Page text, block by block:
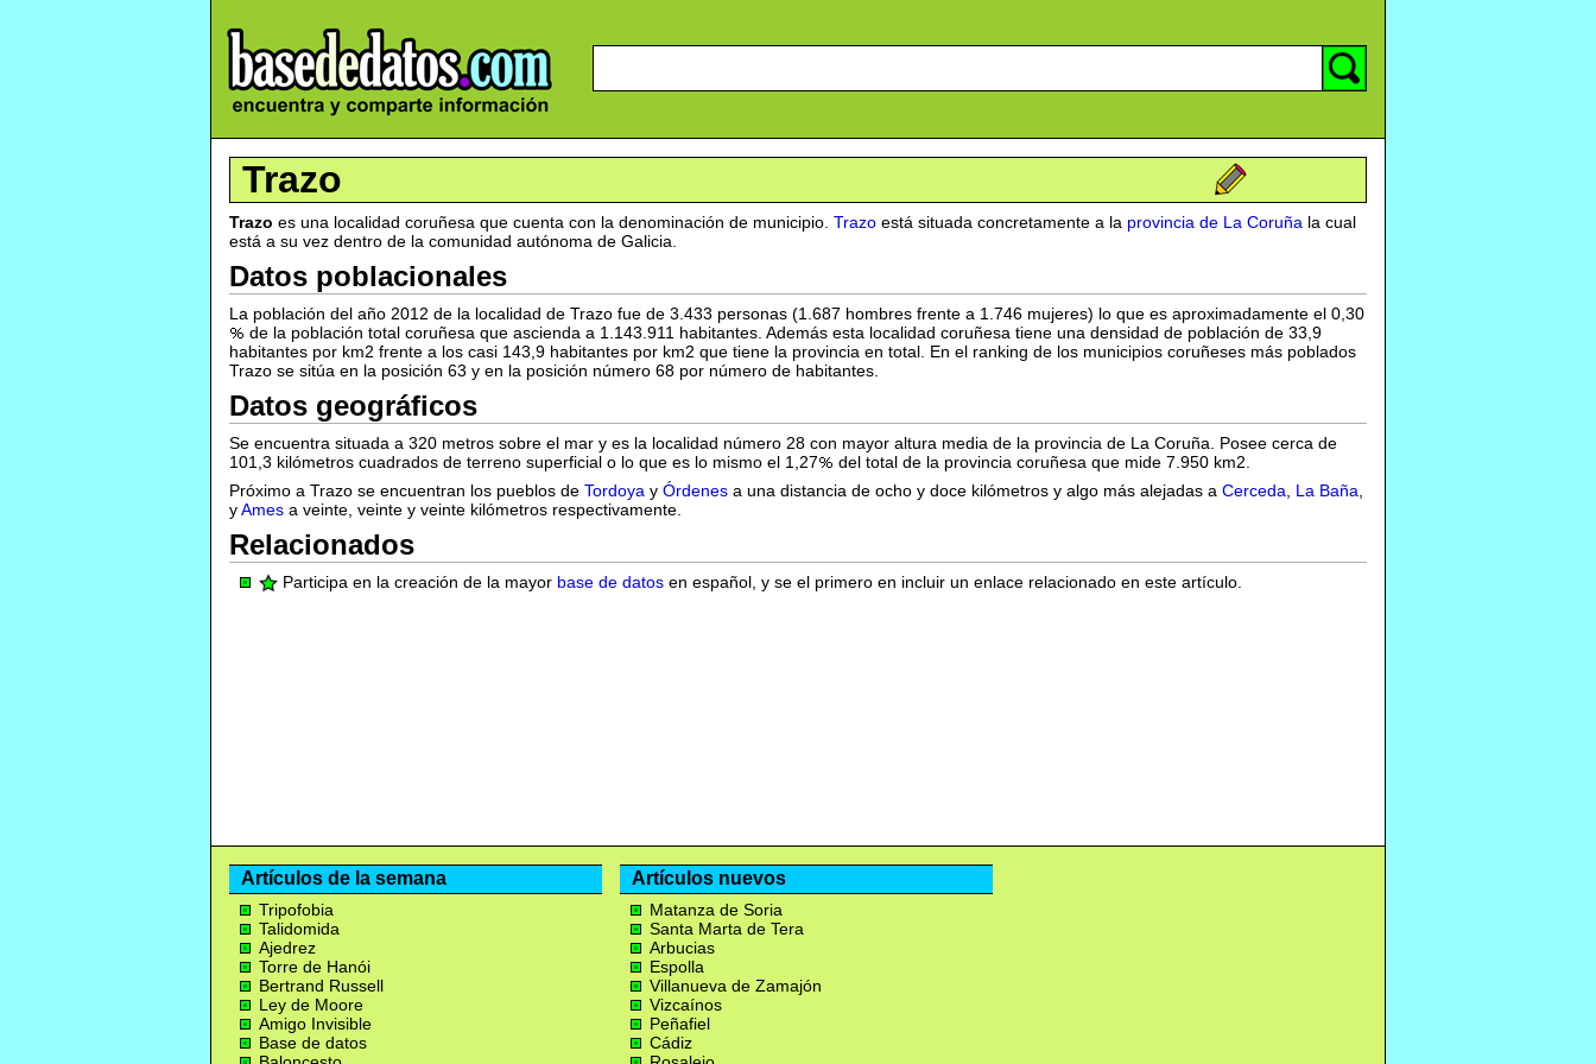
Trazo
Trazo es una localidad coruñesa que cuenta con la denominación de municipio. Trazo está situada concretamente a la provincia de La Coruña la cual
está a su vez dentro de la comunidad autónoma de Galicia.
Datos poblacionales
La población del año 2012 de la localidad de Trazo fue de 3.433 personas (1.687 hombres frente a 1.746 mujeres) lo que es aproximadamente el 0,30
de la población total coruñesa que ascienda a 1.143.911 habitantes. Además esta localidad coruñesa tiene una densidad de población de 33,9
habitantes por km2 frente a los casi 143,9 habitantes por km2 que tiene la provincia en total. En el ranking de los municipios coruñeses más poblados
Trazo se sitúa en la posición 63 y en la posición número 68 por número de habitantes.
Datos geográficos
Se encuentra situada a 320 metros sobre el mar y es la localidad número 28 con mayor altura media de la provincia de La Coruña. Posee cerca de
101,3 kilómetros cuadrados de terreno superficial o lo que es lo mismo el 1,27
del total de la provincia coruñesa que mide 7.950 km2.
Próximo a Trazo se encuentran los pueblos de Tordoya y Órdenes a una distancia de ocho y doce kilómetros y algo más alejadas a Cerceda La Baña
yAmes a veinte, veinte y veinte kilómetros respectivamente.
Relacionados
Participa en la creación de la mayor base de datos en español, y se el primero en incluir un enlace relacionado en este artículo.
Artículos de la semana
Tripofobia
Talidomida
Ajedrez
Torre de Hanói
Bertrand Russell
Ley de Moore
Amigo Invisible
Base de datos
Artículos nuevos
Matanza de Soria
Santa Marta de Tera
Arbucias
Espolla
Villanueva de Zamajón
Vizcaínos
Peñafiel
Cádiz